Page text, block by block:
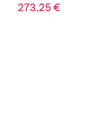
1,222.19€